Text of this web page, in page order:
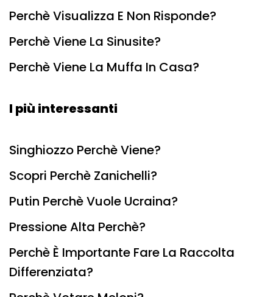
Perchè Visualizza E Non Risponde?
Perchè Viene La Sinusite?
Perchè Viene La Muffa In Casa?
I più interessanti
Singhiozzo Perchè Viene?
Scopri Perchè Zanichelli?
Putin Perchè Vuole Ucraina?
Pressione Alta Perchè?
Perchè È Importante Fare La Raccolta
Differenziata?